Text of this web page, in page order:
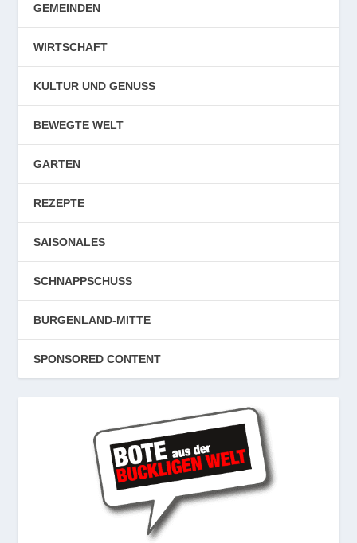
GEMEINDEN
WIRTSCHAFT
KULTUR UND GENUSS
BEWEGTE WELT
GARTEN
REZEPTE
SAISONALES
SCHNAPPSCHUSS
BURGENLAND-MITTE
SPONSORED CONTENT